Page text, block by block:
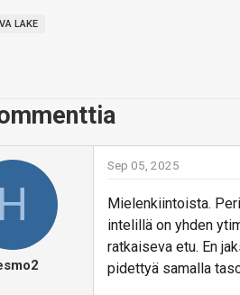
LAKE
H
Sep 05, 2025
Mielenkiintoista.
intelillä on yhden
ratkaiseva etu. En
pidettyä samalla